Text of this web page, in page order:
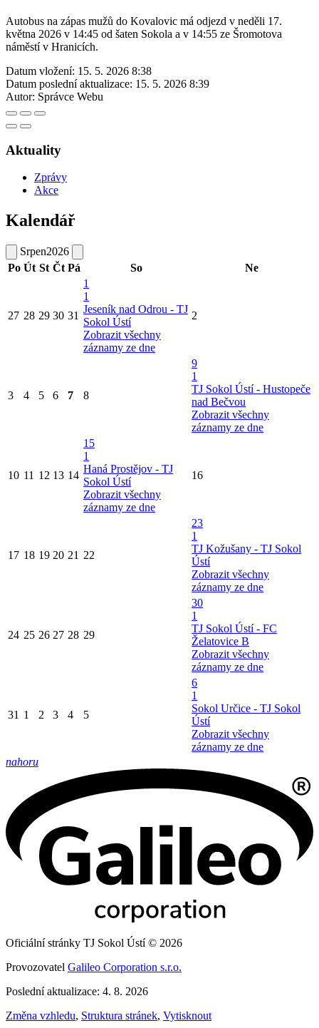
Autobus na zápas mužů do Kovalovic má odjezd v neděli 17.
května 2026 v 14:45 od šaten Sokola a v 14:55 ze Šromotova
náměstí v Hranicích.
Datum vložení: 15. 5. 2026 8:38
Datum poslední aktualizace: 15. 5. 2026 8:39
Autor: Správce Webu
Aktuality
Zprávy
Akce
Kalendář
Srpen2026
Po Út St Čt Pá So Ne
27 28 29 30 31
1
1
Jeseník nad Odrou - TJ
Sokol Ústí
Zobrazit všechny
záznamy ze dne
2
3 4 5 6 7 8
9
1
TJ Sokol Ústí - Hustopeče
nad Bečvou
Zobrazit všechny
záznamy ze dne
10 11 12 13 14
15
1
Haná Prostějov - TJ
Sokol Ústí
Zobrazit všechny
záznamy ze dne
16
17 18 19 20 21 22
23
1
TJ Kožušany - TJ Sokol
Ústí
Zobrazit všechny
záznamy ze dne
24 25 26 27 28 29
30
1
TJ Sokol Ústí - FC
Želatovice B
Zobrazit všechny
záznamy ze dne
31 1 2 3 4 5
6
1
Sokol Určice - TJ Sokol
Ústí
Zobrazit všechny
záznamy ze dne
nahoru
Oficiální stránky TJ Sokol Ústí © 2026
Provozovatel Galileo Corporation s.r.o.
Poslední aktualizace: 4. 8. 2026
Změna vzhledu, Struktura stránek, Vytisknout